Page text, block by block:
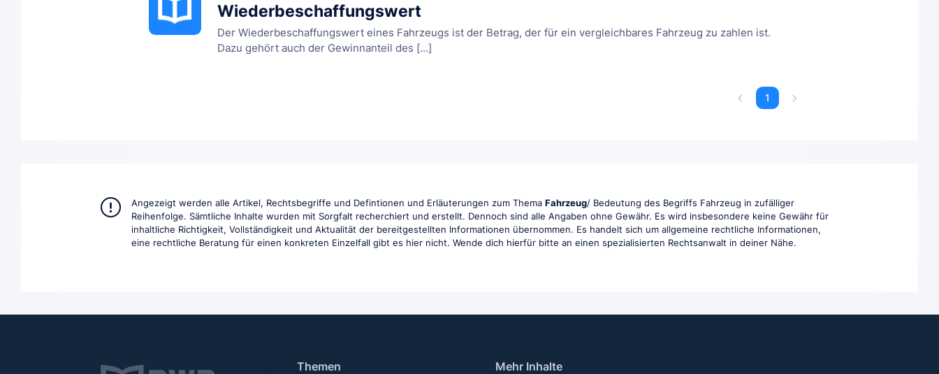
Wiederbeschaffungswert
Der Wiederbeschaffungswert eines Fahrzeugs ist der Betrag, der für ein vergleichbares Fahrzeug zu zahlen ist.
Dazu gehört auch der Gewinnanteil des [...]
1
Angezeigt werden alle Artikel, Rechtsbegriffe und Defintionen und Erläuterungen zum ThemaFahrzeug/ Bedeutung des Begriffs Fahrzeug in zufälliger
Reihenfolge. Sämtliche Inhalte wurden mit Sorgfalt recherchiert und erstellt. Dennoch sind alle Angaben ohne Gewähr. Es wird insbesondere keine Gewähr für
inhaltliche Richtigkeit, Vollständigkeit und Aktualität der bereitgestellten Informationen übernommen. Es handelt sich um allgemeine rechtliche Informationen,
eine rechtliche Beratung für einen konkreten Einzelfall gibt es hier nicht. Wende dich hierfür bitte an einen spezialisierten Rechtsanwalt in deiner Nähe.
Themen Mehr Inhalte